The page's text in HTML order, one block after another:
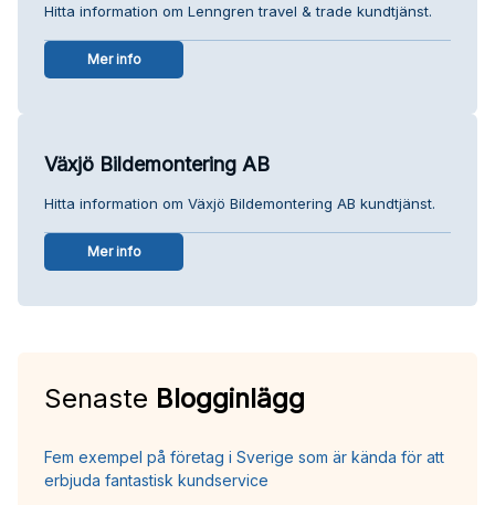
Hitta information om Lenngren travel & trade kundtjänst.
Mer info
Växjö Bildemontering AB
Hitta information om Växjö Bildemontering AB kundtjänst.
Mer info
Senaste Blogginlägg
Fem exempel på företag i Sverige som är kända för att
erbjuda fantastisk kundservice